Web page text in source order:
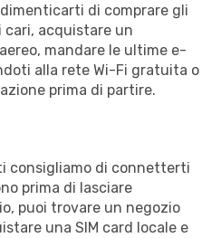
di comprare gli
acquistare un
mandare le ultime e-
alla rete Wi-Fi gratuita o
prima di partire.
consigliamo di connetterti
prima di lasciare
puoi trovare un negozio
una SIM card locale e